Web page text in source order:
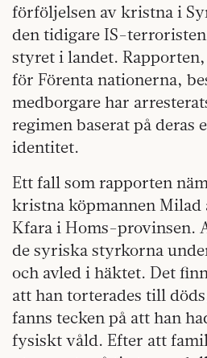
förföljelsen av kristna i
den tidigare IS-
styret i landet.
för Förenta nationerna,
medborgare har
regimen baserat på deras
identitet.
Ett fall som rapporten
kristna köpmannen
Kfara i Homs-provinsen.
de syriska styrkorna
och avled i häktet. Det
att han torterades till
fanns tecken på att han
fysiskt våld. Efter att